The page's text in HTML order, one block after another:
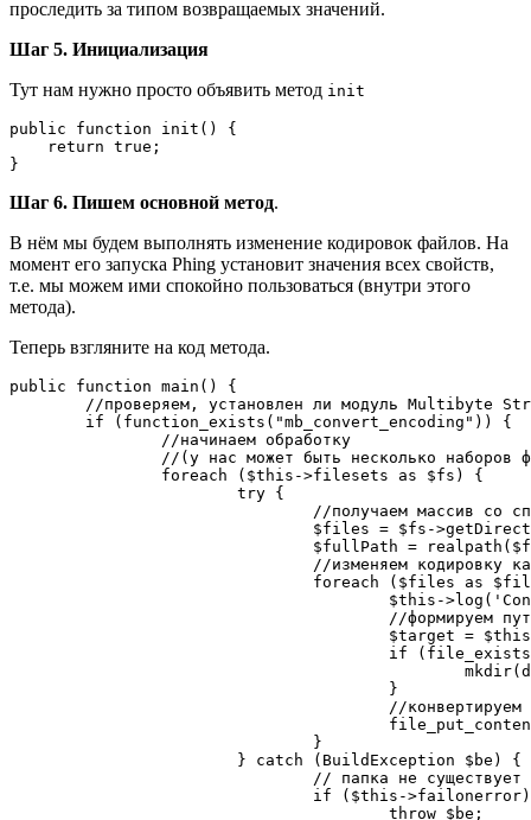
проследить за типом возвращаемых значений.
Шаг 5. Инициализация
Тут нам нужно просто объявить метод init
public function init() {
    return true;
}
Шаг 6. Пишем основной метод.
В нём мы будем выполнять изменение кодировок файлов. На
момент его запуска Phing установит значения всех свойств,
т.е. мы можем ими спокойно пользоваться (внутри этого
метода).
Теперь взгляните на код метода.
public function main() {